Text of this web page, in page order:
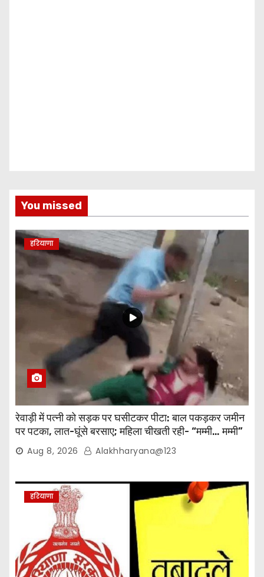
You missed
हरियाणा
रेवाड़ी में पत्नी को सड़क पर घसीटकर पीटा: बाल पकड़कर जमीन
पर पटका, लात-घूंसे बरसाए; महिला चीखती रही- “मम्मी… मम्मी”
Aug 8, 2026 Alakhharyana@123
हरियाणा